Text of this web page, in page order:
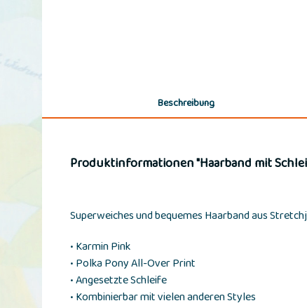
Beschreibung
Produktinformationen "Haarband mit
Superweiches und bequemes Haarband aus
• Karmin Pink
• Polka Pony All-Over Print
• Angesetzte Schleife
• Kombinierbar mit vielen anderen Styles